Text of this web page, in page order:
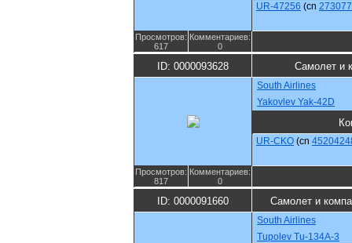
UR-47256 (cn
Просмотров:
617
Комментариев:
0
ID: 0000093628 Самолет и
South Airlines
Yakovlev Yak-42D
UR-CKO (cn
Просмотров:
817
Комментариев:
0
ID: 0000091660 Самолет и
South Airlines
Tupolev Tu-134A-3